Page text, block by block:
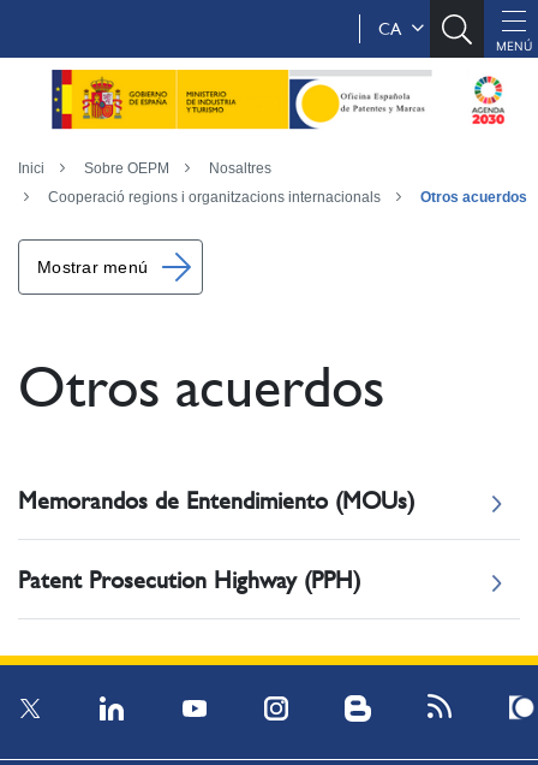
CA
Inici Sobre OEPM
Nosaltres
Cooperació regions i organitzacions internacionals
Otros acuerdos
Mostrar menú
Otros acuerdos
Memorandos de Entendimiento (MOUs)
Patent Prosecution Highway (PPH)